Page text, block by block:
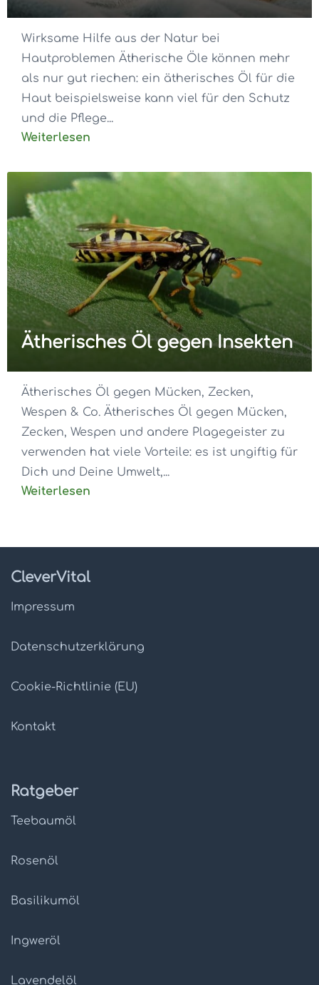
Wirksame Hilfe aus der Natur bei
Hautproblemen Ätherische Öle können mehr
als nur gut riechen: ein ätherisches Öl für die
Haut beispielsweise kann viel für den Schutz
und die Pflege...
Weiterlesen
Ätherisches Öl gegen Insekten
Ätherisches Öl gegen Mücken, Zecken,
Wespen & Co. Ätherisches Öl gegen Mücken,
Zecken, Wespen und andere Plagegeister zu
verwenden hat viele Vorteile: es ist ungiftig für
Dich und Deine Umwelt,...
Weiterlesen
CleverVital
Impressum
Datenschutz­erklärung
Cookie-Richtlinie (EU)
Kontakt
Ratgeber
Teebaumöl
Rosenöl
Basilikumöl
Ingweröl
Lavendelöl